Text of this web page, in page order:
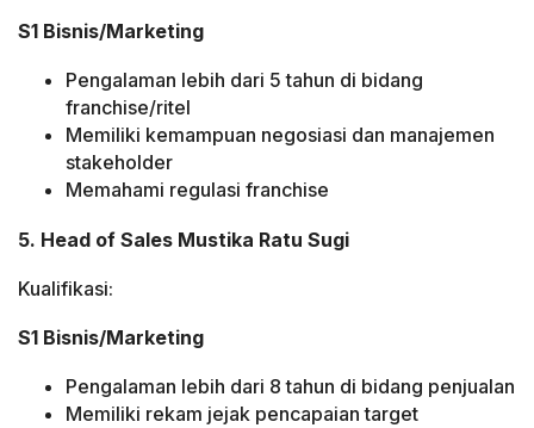
S1 Bisnis/Marketing
Pengalaman lebih dari 5 tahun di bidang
franchise/ritel
Memiliki kemampuan negosiasi dan manajemen
stakeholder
Memahami regulasi franchise
5. Head of Sales Mustika Ratu Sugi
Kualifikasi:
S1 Bisnis/Marketing
Pengalaman lebih dari 8 tahun di bidang penjualan
Memiliki rekam jejak pencapaian target